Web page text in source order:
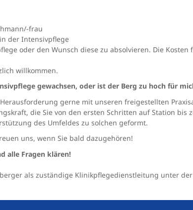
frau
der Intensivpflege
oder den Wunsch diese zu absolvieren. Die
willkommen.
gewachsen, oder ist der Berg zu hoch für
gerne mit unseren freigestellten
die Sie von den ersten Schritten auf Station bis
des Umfeldes zu solchen geformt.
uns, wenn Sie bald dazugehören!
alle Fragen klären!
als zuständige Klinikpflegedienstleitung unter